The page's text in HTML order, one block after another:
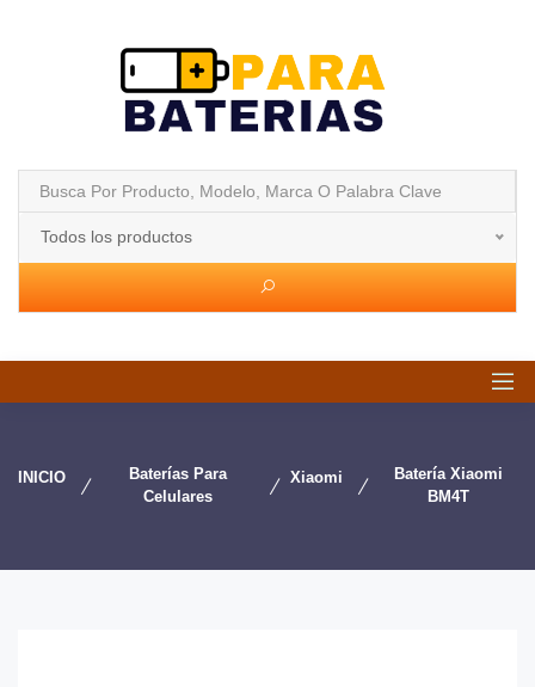
Todos los productos
INICIO
Baterías Para
Celulares
Xiaomi
Batería Xiaomi
BM4T